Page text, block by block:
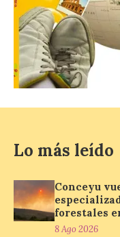
La
fotografía de
viaje nos
plaza de
Madrid
Conceyu País
Lo más leído
Conceyu
forestales
8 Ago 2026